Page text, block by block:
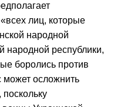
лиц, которые
народной
народной республики,
боролись против
может осложнить